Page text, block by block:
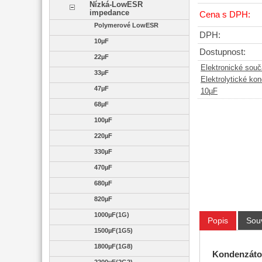
Cena s DPH:
DPH:
Dostupnost:
Elektronické
Elektrolytické
10µF
Popis
Nízká-LowESR
impedance
Polymerové LowESR
10µF
22µF
33µF
47µF
68µF
100µF
220µF
330µF
470µF
680µF
820µF
1000µF(1G)
1500µF(1G5)
1800µF(1G8)